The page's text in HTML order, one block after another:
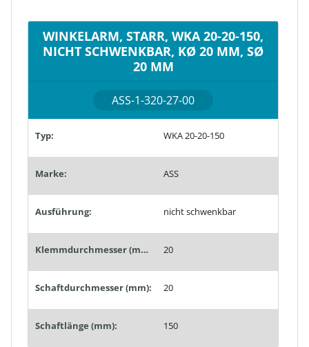
WINKELARM, STARR, WKA 20-20-150,
NICHT SCHWENKBAR, KØ 20 MM, SØ
20 MM
ASS-1-320-27-00
Typ: WKA 20-20-150
Marke: ASS
Ausführung: nicht schwenkbar
Klemmdurchmesser (mm): 20
Schaftdurchmesser (mm): 20
Schaftlänge (mm): 150